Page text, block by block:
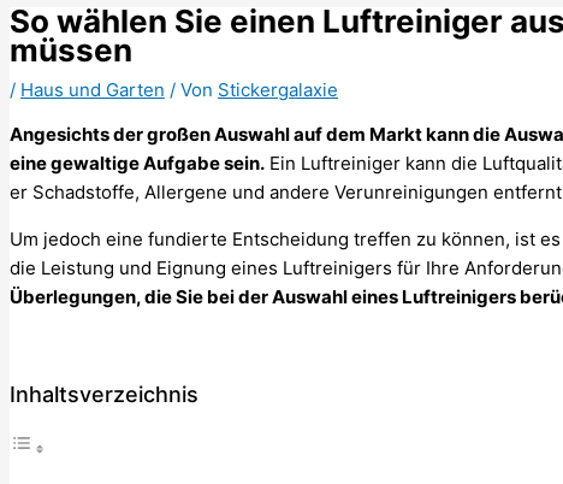
So wählen Sie einen Luftreiniger
müssen
/ Haus und Garten / Von Stickergalaxie
Angesichts der großen Auswahl auf dem Markt kann die
eine gewaltige Aufgabe sein. Ein Luftreiniger kann die
er Schadstoffe, Allergene und andere Verunreinigungen
Um jedoch eine fundierte Entscheidung treffen zu können, ist
die Leistung und Eignung eines Luftreinigers für Ihre
Überlegungen, die Sie bei der Auswahl eines Luftreinigers
Inhaltsverzeichnis